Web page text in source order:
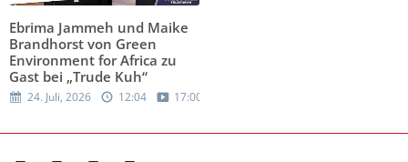
Ebrima Jammeh und Maike
Brandhorst von Green
Environment for Africa zu
Gast bei „Trude Kuh“
24. Juli, 2026 12:04 17:00